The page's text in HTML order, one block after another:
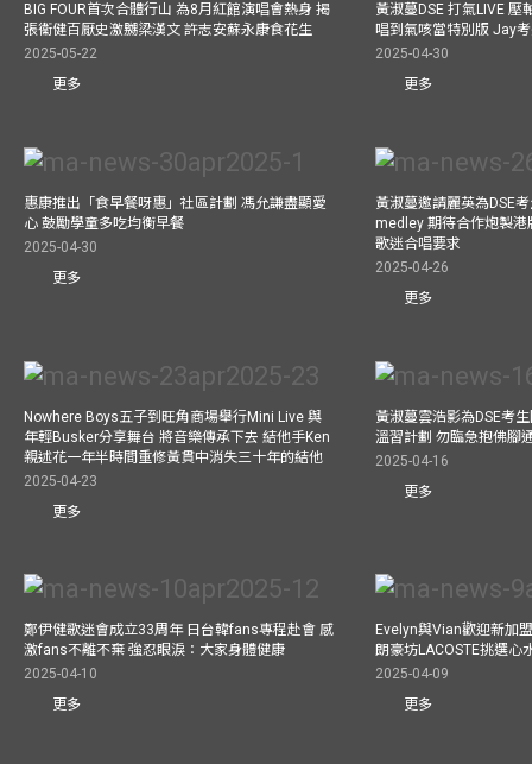
BIG FOUR首次合體行山 為8月紅館演唱會熱身 揭
張衞健百厭史激嬲梁漢文 許志安蘇永康食花生
2025-05-22
更多
黃淑蔓DSE 打氣LIVE
唱到氣咳當特別版 Jay
2025-04-30
更多
惠康推出「食早餐呀惠」社區計劃 馮允謙盡顯愛
心 鼓勵學童多吃均衡早餐
2025-04-30
更多
黃淑蔓邀請麗英為DSE
medley 期待合作炮製
歌迷合唱要求
2025-04-26
更多
Nowhere Boys五子到旺角商場舉行Mini Live 與
年輕Busker分享舞台 將音樂傳承下去 結他手Ken
親述花一年半時間重修黃貫中消失三十年的結他
2025-04-23
更多
黃淑蔓雲浩影為DSE考
溫習計劃 勿臨急抱佛腳
2025-04-16
更多
鄭伊健歌迷會成立33周年 日台韓fans專程赴會 感
激fans不離不棄 強忍眼淚：大家身體健康
2025-04-10
更多
Evelyn與Vian歡迎新加
朗豪坊LACOSTE挑選心
2025-04-09
更多